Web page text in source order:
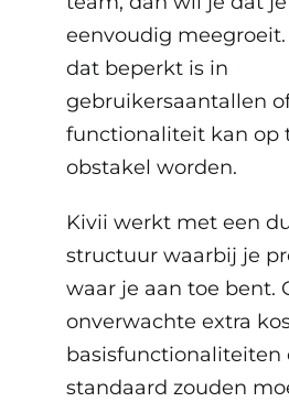
eenvoudig
dat beperkt is in
gebruikersaantallen
functionaliteit kan op
obstakel worden.
Kivii werkt met een
structuur waarbij je
waar je aan toe bent.
onverwachte extra
basisfunctionaliteiten
standaard zouden